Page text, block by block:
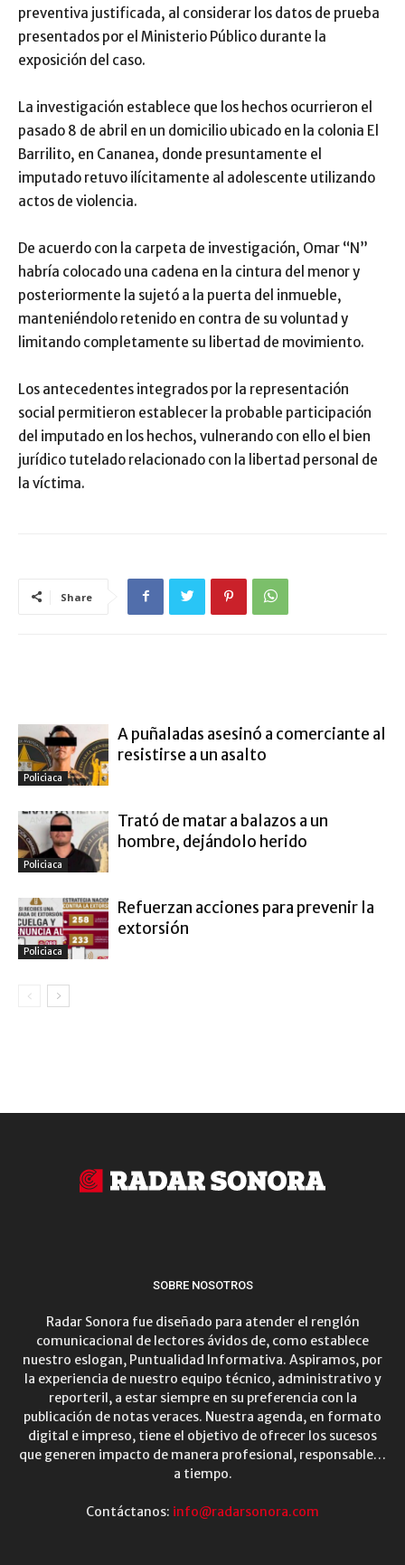
preventiva justificada, al considerar los datos de prueba
presentados por el Ministerio Público durante la
exposición del caso.
La investigación establece que los hechos ocurrieron el
pasado 8 de abril en un domicilio ubicado en la colonia El
Barrilito, en Cananea, donde presuntamente el
imputado retuvo ilícitamente al adolescente utilizando
actos de violencia.
De acuerdo con la carpeta de investigación, Omar “N”
habría colocado una cadena en la cintura del menor y
posteriormente la sujetó a la puerta del inmueble,
manteniéndolo retenido en contra de su voluntad y
limitando completamente su libertad de movimiento.
Los antecedentes integrados por la representación
social permitieron establecer la probable participación
del imputado en los hechos, vulnerando con ello el bien
jurídico tutelado relacionado con la libertad personal de
la víctima.
Share
Policiaca
A puñaladas asesinó a comerciante al
resistirse a un asalto
Policiaca
Trató de matar a balazos a un
hombre, dejándolo herido
Policiaca
Refuerzan acciones para prevenir la
extorsión
SOBRE NOSOTROS
Radar Sonora fue diseñado para atender el renglón
comunicacional de lectores ávidos de, como establece
nuestro eslogan, Puntualidad Informativa. Aspiramos, por
la experiencia de nuestro equipo técnico, administrativo y
reporteril, a estar siempre en su preferencia con la
publicación de notas veraces. Nuestra agenda, en formato
digital e impreso, tiene el objetivo de ofrecer los sucesos
que generen impacto de manera profesional, responsable…
a tiempo.
Contáctanos: info@radarsonora.com